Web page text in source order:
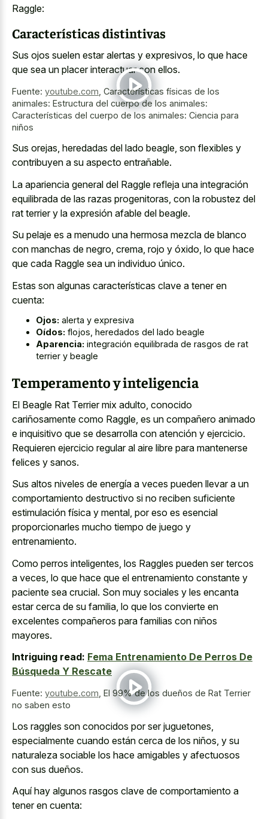
Raggle:
Características distintivas
Sus ojos suelen estar alertas y expresivos, lo que hace
que sea un placer interactuar con ellos.
Fuente: youtube.com Características físicas de los
animales: Estructura del cuerpo de los animales:
Características del cuerpo de los animales: Ciencia para
niños
Sus orejas, heredadas del lado beagle, son flexibles y
contribuyen a su aspecto entrañable.
La apariencia general del Raggle refleja una integración
equilibrada de las razas progenitoras, con la robustez del
rat terrier y la expresión afable del beagle.
Su pelaje es a menudo una hermosa mezcla de blanco
con manchas de negro, crema, rojo y óxido, lo que hace
que cada Raggle sea un individuo único.
Estas son algunas características clave a tener en
cuenta:
Ojos: alerta y expresiva
Oídos: flojos, heredados del lado beagle
Aparencia: integración equilibrada de rasgos de rat
terrier y beagle
Temperamento y inteligencia
El Beagle Rat Terrier mix adulto, conocido
cariñosamente como Raggle, es un compañero animado
e inquisitivo que se desarrolla con atención y ejercicio.
Requieren ejercicio regular al aire libre para mantenerse
felices y sanos.
Sus altos niveles de energía a veces pueden llevar a un
comportamiento destructivo si no reciben suficiente
estimulación física y mental, por eso es esencial
proporcionarles mucho tiempo de juego y
entrenamiento.
Como perros inteligentes, los Raggles pueden ser tercos
a veces, lo que hace que el entrenamiento constante y
paciente sea crucial. Son muy sociales y les encanta
estar cerca de su familia, lo que los convierte en
excelentes compañeros para familias con niños
mayores.
Intriguing read: Fema Entrenamiento De Perros De
Búsqueda Y Rescate
Fuente: youtube.com El 99% de los dueños de Rat Terrier
no saben esto
Los raggles son conocidos por ser juguetones,
especialmente cuando están cerca de los niños, y su
naturaleza sociable los hace amigables y afectuosos
con sus dueños.
Aquí hay algunos rasgos clave de comportamiento a
tener en cuenta: